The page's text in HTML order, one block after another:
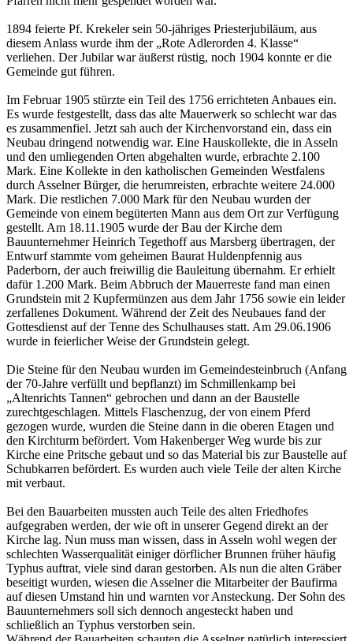
1894 feierte Pf. Krekeler sein 50-jähriges Priesterjubiläum, aus
diesem Anlass wurde ihm der „Rote Adlerorden 4. Klasse“
verliehen. Der Jubilar war äußerst rüstig, noch 1904 konnte er die
Gemeinde gut führen.
Im Februar 1905 stürzte ein Teil des 1756 errichteten Anbaues ein.
Es wurde festgestellt, dass das alte Mauerwerk so schlecht war das
es zusammenfiel. Jetzt sah auch der Kirchenvorstand ein, dass ein
Neubau dringend notwendig war. Eine Hauskollekte, die in Asseln
und den umliegenden Orten abgehalten wurde, erbrachte 2.100
Mark. Eine Kollekte in den katholischen Gemeinden Westfalens
durch Asselner Bürger, die herumreisten, erbrachte weitere 24.000
Mark. Die restlichen 7.000 Mark für den Neubau wurden der
Gemeinde von einem begüterten Mann aus dem Ort zur Verfügung
gestellt. Am 18.11.1905 wurde der Bau der Kirche dem
Bauunternehmer Heinrich Tegethoff aus Marsberg übertragen, der
Entwurf stammte vom geheimen Baurat Huldenpfennig aus
Paderborn, der auch freiwillig die Bauleitung übernahm. Er erhielt
dafür 1.200 Mark. Beim Abbruch der Mauerreste fand man einen
Grundstein mit 2 Kupfermünzen aus dem Jahr 1756 sowie ein leider
zerfallenes Dokument. Während der Zeit des Neubaues fand der
Gottesdienst auf der Tenne des Schulhauses statt. Am 29.06.1906
wurde in feierlicher Weise der Grundstein gelegt.
Die Steine für den Neubau wurden im Gemeindesteinbruch (Anfang
der 70-Jahre verfüllt und bepflanzt) im Schmillenkamp bei
„Altenrichts Tannen“ gebrochen und dann an der Baustelle
zurechtgeschlagen. Mittels Flaschenzug, der von einem Pferd
gezogen wurde, wurden die Steine dann in die oberen Etagen und
den Kirchturm befördert. Vom Hakenberger Weg wurde bis zur
Kirche eine Pritsche gebaut und so das Material bis zur Baustelle auf
Schubkarren befördert. Es wurden auch viele Teile der alten Kirche
mit verbaut.
Bei den Bauarbeiten mussten auch Teile des alten Friedhofes
aufgegraben werden, der wie oft in unserer Gegend direkt an der
Kirche lag. Nun muss man wissen, dass in Asseln wohl wegen der
schlechten Wasserqualität einiger dörflicher Brunnen früher häufig
Typhus auftrat, viele sind daran gestorben. Als nun die alten Gräber
beseitigt wurden, wiesen die Asselner die Mitarbeiter der Baufirma
auf diesen Umstand hin und warnten vor Ansteckung. Der Sohn des
Bauunternehmers soll sich dennoch angesteckt haben und
schließlich an Typhus verstorben sein.